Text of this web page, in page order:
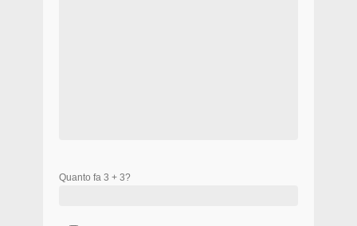
Quanto fa 3 + 3?